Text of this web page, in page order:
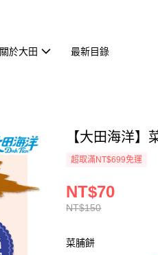
關於大田 最新目錄
【大田海洋】
超取滿NT$699免運
NT$150
NT$70
菜脯餅